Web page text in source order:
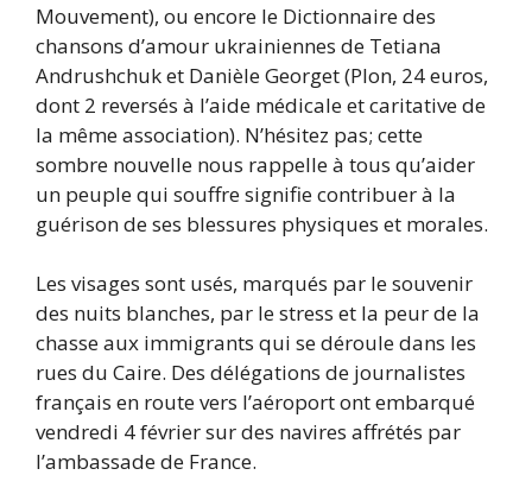
Mouvement), ou encore le Dictionnaire des
chansons d’amour ukrainiennes de Tetiana
Andrushchuk et Danièle Georget (Plon, 24 euros,
dont 2 reversés à l’aide médicale et caritative de
la même association). N’hésitez pas; cette
sombre nouvelle nous rappelle à tous qu’aider
un peuple qui souffre signifie contribuer à la
guérison de ses blessures physiques et morales.
Les visages sont usés, marqués par le souvenir
des nuits blanches, par le stress et la peur de la
chasse aux immigrants qui se déroule dans les
rues du Caire. Des délégations de journalistes
français en route vers l’aéroport ont embarqué
vendredi 4 février sur des navires affrétés par
l’ambassade de France.